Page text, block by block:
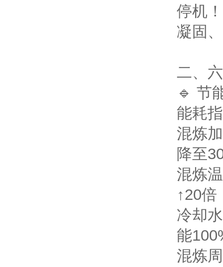
停机
凝固
二、
🔹 节
能耗
混炼
降至
混炼
↑20倍
冷却
能
混炼